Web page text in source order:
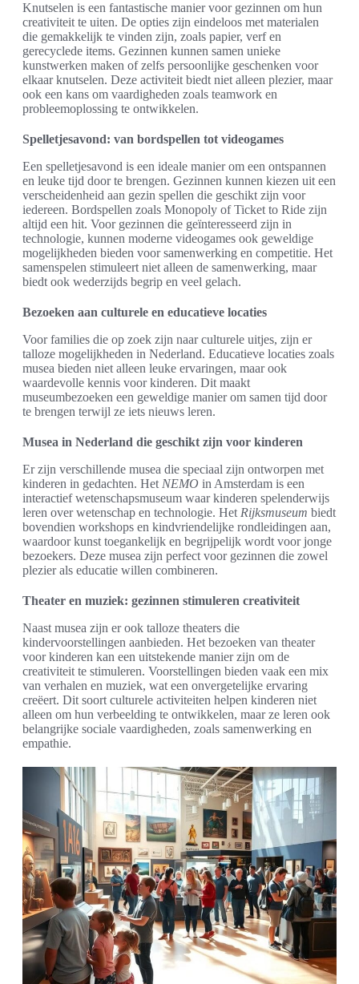
Knutselen is een fantastische manier voor gezinnen om hun
creativiteit te uiten. De opties zijn eindeloos met materialen
die gemakkelijk te vinden zijn, zoals papier, verf en
gerecyclede items. Gezinnen kunnen samen unieke
kunstwerken maken of zelfs persoonlijke geschenken voor
elkaar knutselen. Deze activiteit biedt niet alleen plezier, maar
ook een kans om vaardigheden zoals teamwork en
probleemoplossing te ontwikkelen.
Spelletjesavond: van bordspellen tot videogames
Een spelletjesavond is een ideale manier om een ontspannen
en leuke tijd door te brengen. Gezinnen kunnen kiezen uit een
verscheidenheid aan gezin spellen die geschikt zijn voor
iedereen. Bordspellen zoals Monopoly of Ticket to Ride zijn
altijd een hit. Voor gezinnen die geïnteresseerd zijn in
technologie, kunnen moderne videogames ook geweldige
mogelijkheden bieden voor samenwerking en competitie. Het
samenspelen stimuleert niet alleen de samenwerking, maar
biedt ook wederzijds begrip en veel gelach.
Bezoeken aan culturele en educatieve locaties
Voor families die op zoek zijn naar culturele uitjes, zijn er
talloze mogelijkheden in Nederland. Educatieve locaties zoals
musea bieden niet alleen leuke ervaringen, maar ook
waardevolle kennis voor kinderen. Dit maakt
museumbezoeken een geweldige manier om samen tijd door
te brengen terwijl ze iets nieuws leren.
Musea in Nederland die geschikt zijn voor kinderen
Er zijn verschillende musea die speciaal zijn ontworpen met
kinderen in gedachten. Het NEMO in Amsterdam is een
interactief wetenschapsmuseum waar kinderen spelenderwijs
leren over wetenschap en technologie. Het Rijksmuseum biedt
bovendien workshops en kindvriendelijke rondleidingen aan,
waardoor kunst toegankelijk en begrijpelijk wordt voor jonge
bezoekers. Deze musea zijn perfect voor gezinnen die zowel
plezier als educatie willen combineren.
Theater en muziek: gezinnen stimuleren creativiteit
Naast musea zijn er ook talloze theaters die
kindervoorstellingen aanbieden. Het bezoeken van theater
voor kinderen kan een uitstekende manier zijn om de
creativiteit te stimuleren. Voorstellingen bieden vaak een mix
van verhalen en muziek, wat een onvergetelijke ervaring
creëert. Dit soort culturele activiteiten helpen kinderen niet
alleen om hun verbeelding te ontwikkelen, maar ze leren ook
belangrijke sociale vaardigheden, zoals samenwerking en
empathie.